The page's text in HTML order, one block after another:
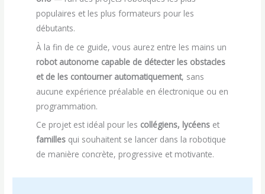
populaires et les plus formateurs pour les
débutants.
À la fin de ce guide, vous aurez entre les mains un
robot autonome capable de détecter les obstacles
et de les contourner automatiquement, sans
aucune expérience préalable en électronique ou en
programmation.
Ce projet est idéal pour les collégiens, lycéens et
familles qui souhaitent se lancer dans la robotique
de manière concrète, progressive et motivante.